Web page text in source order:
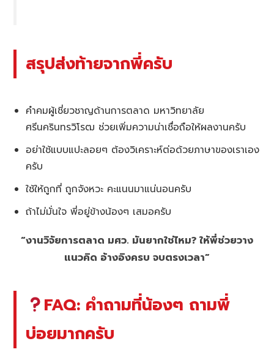
สรุปส่งท้ายจากพี่ครับ
คำคมผู้เชี่ยวชาญด้านการตลาด มหาวิทยาลัย
ศรีนครินทรวิโรฒ ช่วยเพิ่มความน่าเชื่อถือให้ผลงานครับ
อย่าใช้แบบแปะลอยๆ ต้องวิเคราะห์ต่อด้วยภาษาของเราเอง
ครับ
ใช้ให้ถูกที่ ถูกจังหวะ คะแนนมาแน่นอนครับ
ถ้าไม่มั่นใจ พี่อยู่ข้างน้องๆ เสมอครับ
“งานวิจัยการตลาด มศว. มันยากใช่ไหม? ให้พี่ช่วยวาง
แนวคิด อ้างอิงครบ จบตรงเวลา”
FAQ: คำถามที่น้องๆ ถามพี่
บ่อยมากครับ